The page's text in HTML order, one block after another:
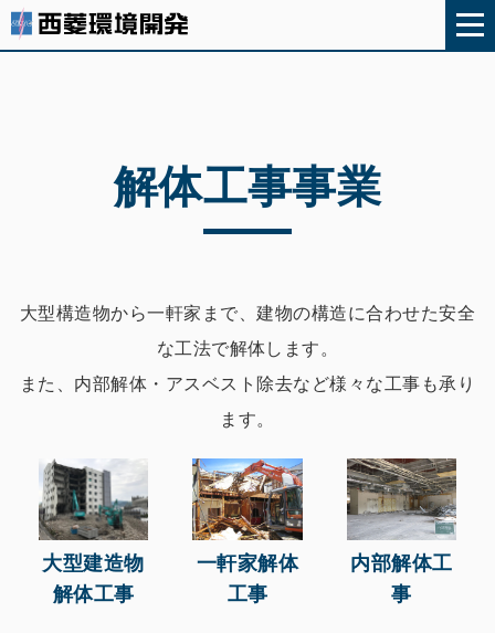
解体工事事業
大型構造物から一軒家まで、建物の構造に合わせた安全
な工法で解体します。
また、内部解体・アスベスト除去など様々な工事も承り
ます。
大型建造物
解体工事
一軒家解体
工事
内部解体工
事